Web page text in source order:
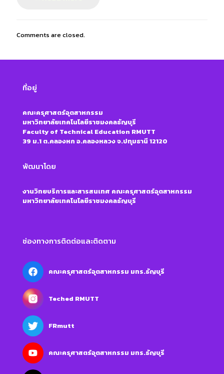
Comments are closed.
ที่อยู่
คณะครุศาสตร์อุตสาหกรรม
มหาวิทยาลัยเทคโนโลยีราชมงคลธัญบุรี
Faculty of Technical Education RMUTT
39 ม.1 ต.คลองหก อ.คลองหลวง จ.ปทุมธานี 12120
พัฒนาโดย
งานวิทยบริการและสารสนเทศ คณะครุศาสตร์อุตสาหกรรม
มหาวิทยาลัยเทคโนโลยีราชมงคลธัญบุรี
ช่องทางการติดต่อและติดตาม
คณะครุศาสตร์อุตสาหกรรม มทร.ธัญบุรี
Teched RMUTT
FRmutt
คณะครุศาสตร์อุตสาหกรรม มทร.ธัญบุรี